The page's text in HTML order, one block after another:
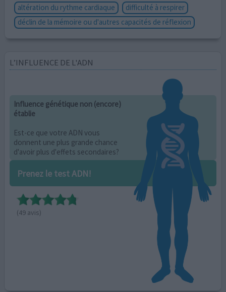
altération du rythme cardiaque
difficulté à respirer
déclin de la mémoire ou d'autres capacités de réflexion
L’INFLUENCE DE L'ADN
Influence génétique non (encore)
établie
Est-ce que votre ADN vous
donnent une plus grande chance
d'avoir plus d'effets secondaires?
Prenez le test ADN!
(49 avis)